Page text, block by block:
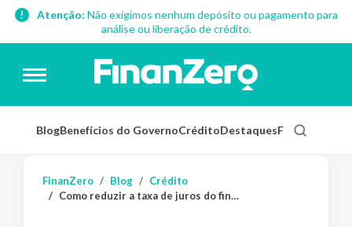
Atenção: Não exigimos nenhum depósito ou pagamento para
análise ou liberação de crédito.
BlogBenefícios do GovernoCréditoDestaquesFinanças
FinanZero Blog
Crédito
Como reduzir a taxa de juros do financiamento do imóvel?